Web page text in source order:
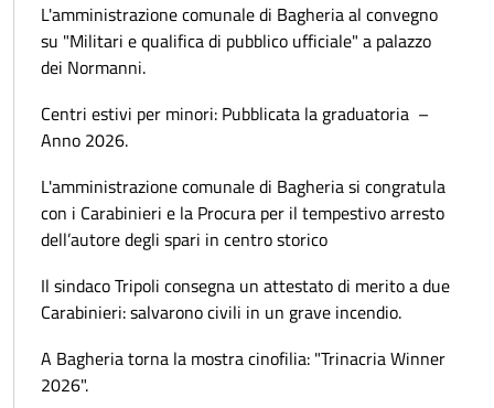
L'amministrazione comunale di Bagheria al convegno
su "Militari e qualifica di pubblico ufficiale" a palazzo
dei Normanni.
Centri estivi per minori: Pubblicata la graduatoria –
Anno 2026.
L'amministrazione comunale di Bagheria si congratula
con i Carabinieri e la Procura per il tempestivo arresto
dell’autore degli spari in centro storico
Il sindaco Tripoli consegna un attestato di merito a due
Carabinieri: salvarono civili in un grave incendio.
A Bagheria torna la mostra cinofilia: "Trinacria Winner
2026".